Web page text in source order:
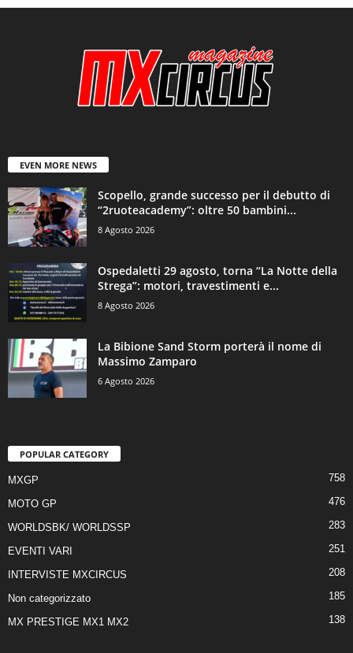
EVEN MORE NEWS
Scopello, grande successo per il debutto di
“2ruoteacademy”: oltre 50 bambini...
8 Agosto 2026
Ospedaletti 29 agosto, torna “La Notte della
Strega”: motori, travestimenti e...
8 Agosto 2026
La Bibione Sand Storm porterà il nome di
Massimo Zamparo
6 Agosto 2026
POPULAR CATEGORY
MXGP 758
MOTO GP 476
WORLDSBK/ WORLDSSP 283
EVENTI VARI 251
INTERVISTE MXCIRCUS 208
Non categorizzato 185
MX PRESTIGE MX1 MX2 138